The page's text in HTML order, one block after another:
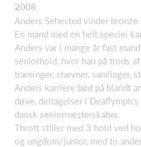
2008
Anders Sehested vinder
En mand med en helt speciel
Anders var i mange år fast
seniorhold, hvor han på trods
træninger, stævner, samlinger,
Anders karriere bød på blandt
døve, deltagelser i
dansk seniormesterskaber.
Thrott stiller med 3 hold ved
og ungdom/junior, med to